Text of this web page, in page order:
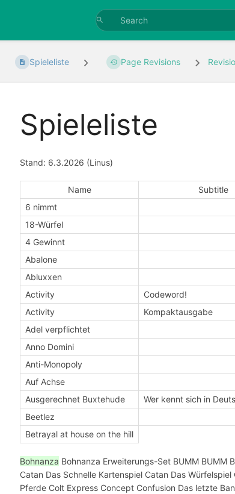
Spieleliste Page Revisions
Spieleliste
Stand: 6.3.2026 (Linus)
Name Subtitle
6 nimmt
18-Würfel
4 Gewinnt
Abalone
Abluxxen
Activity
Codeword!
Activity
Kompaktausgabe
Adel verpflichtet
Anno Domini
Anti-Monopoly
Auf Achse
Ausgerechnet Buxtehude
Wer kennt sich in
Beetlez
Betrayal at house on the hill
Bohnanza Bohnanza Erweiterungs-Set BUMM BUMM
Catan Das Schnelle Kartenspiel Catan Das
Pferde Colt Express Concept Confusion Das letzte